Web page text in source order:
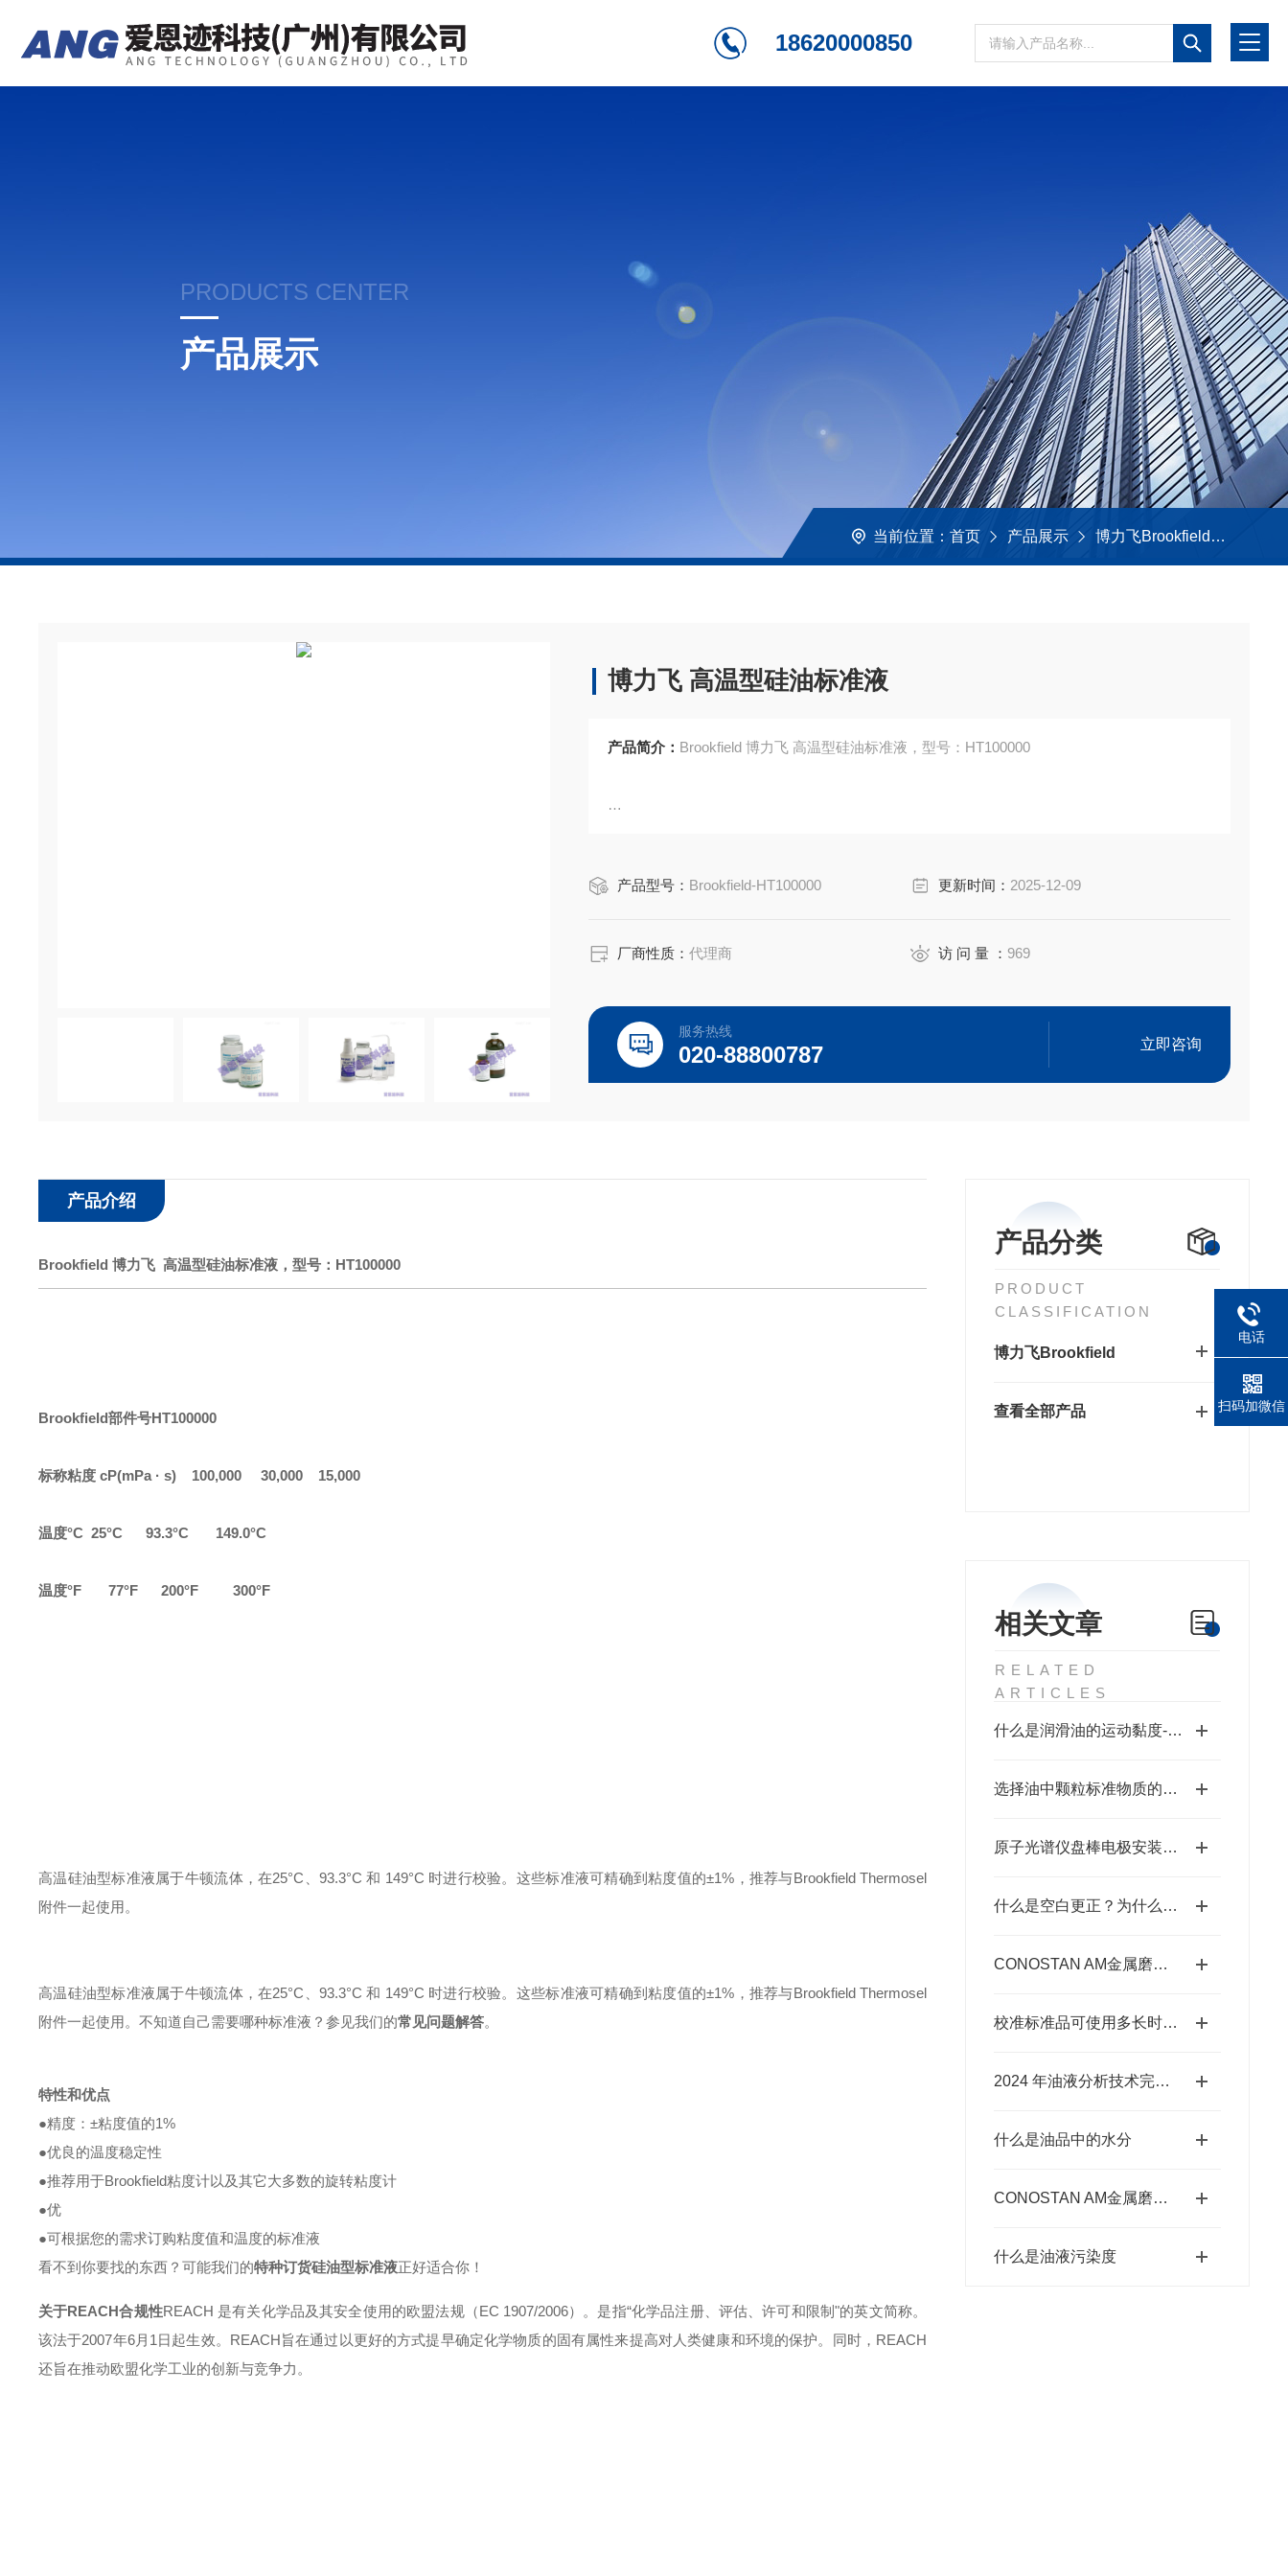
18620000850
PRODUCTS CENTER
产品展示
当前位置： 首页 产品展示 博力飞Brookfield
博力飞 高温型硅油标准液
产品简介： Brookfield 博力飞 高温型硅油标准液，型号：HT100000
温度°C 25°C 93.3°C 149.0°C
产品型号： Brookfield-HT100000 更新时间： 2025-12-09
厂商性质：代理商 访 问 量 ： 969
服务热线
020-88800787 立即咨询
产品分类
PRODUCT
CLASSIFICATION
博力飞Brookfield
查看全部产品
相关文章
RELATED
ARTICLES
什么是润滑油的运动黏度-美国凯能CANNON
选择油中颗粒标准物质的一些建议
原子光谱仪盘棒电极安装规程解答
什么是空白更正？为什么它很重要？
CONOSTAN AM金属磨损标油的制备工艺概述
校准标准品可使用多长时间？
2024 年油液分析技术完整版
什么是油品中的水分
CONOSTAN AM金属磨损标油的作用分析
什么是油液污染度
产品介绍
Brookfield 博力飞 高温型硅油标准液 ， 型号： HT100000
Brookfield部件号HT100000
标称粘度 cP(mPa · s) 100,000 30,000 15,000
温度°C 25°C 93.3°C 149.0°C
温度°F 77°F 200°F 300°F
高温硅油型标准液属于牛顿流体，在25°C、93.3°C 和 149°C 时进行校验。这些标准液可精确到粘度值的±1%，推荐与Brookfield Thermosel
附件一起使用。
高温硅油型标准液属于牛顿流体，在25°C、93.3°C 和 149°C 时进行校验。这些标准液可精确到粘度值的±1%，推荐与Brookfield Thermosel
附件一起使用。 不知道自己需要哪种标准液？参见我们的常见问题解答。
特性和优点
●精度： ±粘度值的1%
●优良的温度稳定性
●推荐用于Brookfield粘度计以及其它大多数的旋转粘度计
●优
●可根据您的需求订购粘度值和温度的标准液
看不到你要找的东西？可能我们的特种订货硅油型标准液正好适合你！
关于REACH合规性REACH 是有关化学品及其安全使用的欧盟法规（EC 1907/2006）。是指“化学品注册、评估、许可和限制"的英文简称。
该法于2007年6月1日起生效。 REACH旨在通过以更好的方式提早确定化学物质的固有属性来提高对人类健康和环境的保护。同时，REACH
还旨在推动欧盟化学工业的创新与竞争力。
电话
扫码加微信